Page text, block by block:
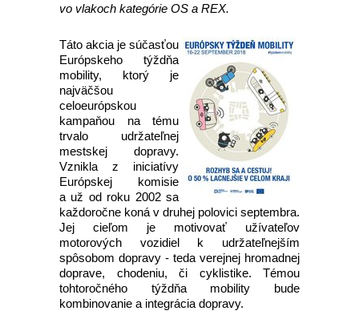
vo vlakoch kategórie OS a REX.
Táto akcia je súčasťou
Európskeho týždňa
mobility, ktorý je
najväčšou
celoeurópskou
kampaňou na tému
trvalo udržateľnej
mestskej dopravy.
Vznikla z iniciatívy
Európskej komisie
a už od roku 2002 sa
každoročne koná v druhej polovici septembra.
Jej cieľom je motivovať užívateľov
motorových vozidiel k udržateľnejším
spôsobom dopravy - teda verejnej hromadnej
doprave, chodeniu, či cyklistike. Témou
tohtoročného týždňa mobility bude
kombinovanie a integrácia dopravy.